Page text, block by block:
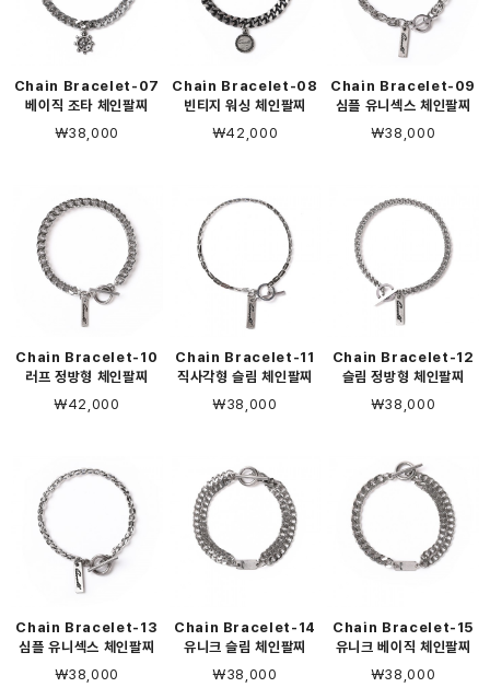
Chain Bracelet-07
베이직 조타 체인팔찌
￦38,000
Chain Bracelet-08
빈티지 워싱 체인팔찌
￦42,000
Chain Bracelet-09
심플 유니섹스 체인팔찌
￦38,000
Chain Bracelet-10
러프 정방형 체인팔찌
￦42,000
Chain Bracelet-11
직사각형 슬림 체인팔찌
￦38,000
Chain Bracelet-12
슬림 정방형 체인팔찌
￦38,000
Chain Bracelet-13
심플 유니섹스 체인팔찌
￦38,000
Chain Bracelet-14
유니크 슬림 체인팔찌
￦38,000
Chain Bracelet-15
유니크 베이직 체인팔찌
￦38,000